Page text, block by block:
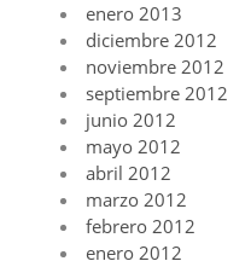
enero 2013
diciembre 2012
noviembre 2012
septiembre 2012
junio 2012
mayo 2012
abril 2012
marzo 2012
febrero 2012
enero 2012